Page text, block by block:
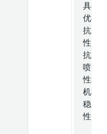
具有
优异
抗水
性、
抗水
喷射
性和
机械
稳定
性。